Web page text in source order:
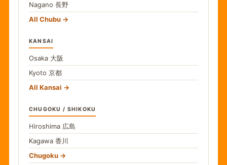
Nagano 長野
All Chubu
KANSAI
Osaka 大阪
Kyoto 京都
All Kansai
CHUGOKU / SHIKOKU
Hiroshima 広島
Kagawa 香川
Chugoku